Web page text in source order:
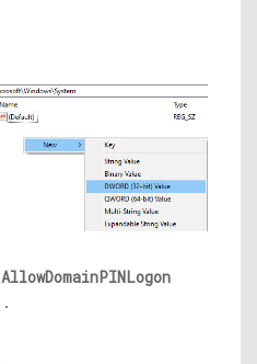
AllowDomainPINLogon
.